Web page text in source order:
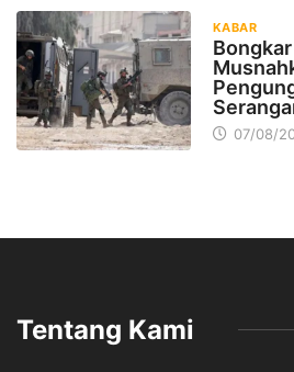
KABAR
07/08/
Tentang Kami